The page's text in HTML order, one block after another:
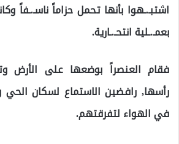
اشتبـ.ـهوا بأنها تحمل حزاماً ناسـ.ـفاً
بعمـ.ـلية انتحـ.ـارية.
فقام العنصراً بوضعها على الأرض
رأسها, رافضين الاستماع لسكان الحي
في الهواء لتفرقتهم.